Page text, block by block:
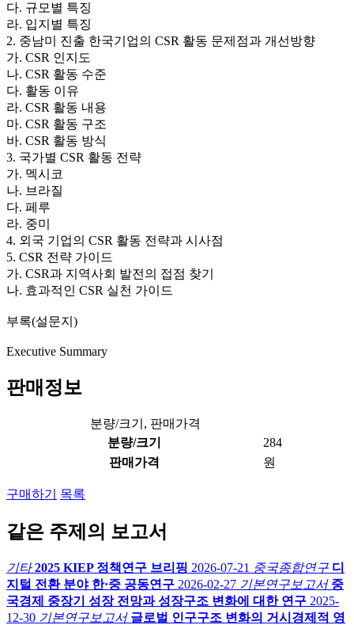
다. 규모별 특징
라. 입지별 특징
2. 중남미 진출 한국기업의 CSR 활동 문제점과 개선방향
가. CSR 인지도
나. CSR 활동 수준
다. 활동 이유
라. CSR 활동 내용
마. CSR 활동 구조
바. CSR 활동 방식
3. 국가별 CSR 활동 전략
가. 멕시코
나. 브라질
다. 페루
라. 중미
4. 외국 기업의 CSR 활동 전략과 시사점
5. CSR 전략 가이드
가. CSR과 지역사회 발전의 접점 찾기
나. 효과적인 CSR 실천 가이드
부록(설문지)
Executive Summary
판매정보
분량/크기, 판매가격
분량/크기
284
판매가격
원
구매하기 목록
같은 주제의 보고서
기타 2025 KIEP 정책연구 브리핑 2026-07-21 중국종합연구 디
지털 전환 분야 한·중 공동연구 2026-02-27 기본연구보고서 중
국경제 중장기 성장 전망과 성장구조 변화에 대한 연구 2025-
12-30 기본연구보고서 글로벌 인구구조 변화의 거시경제적 영